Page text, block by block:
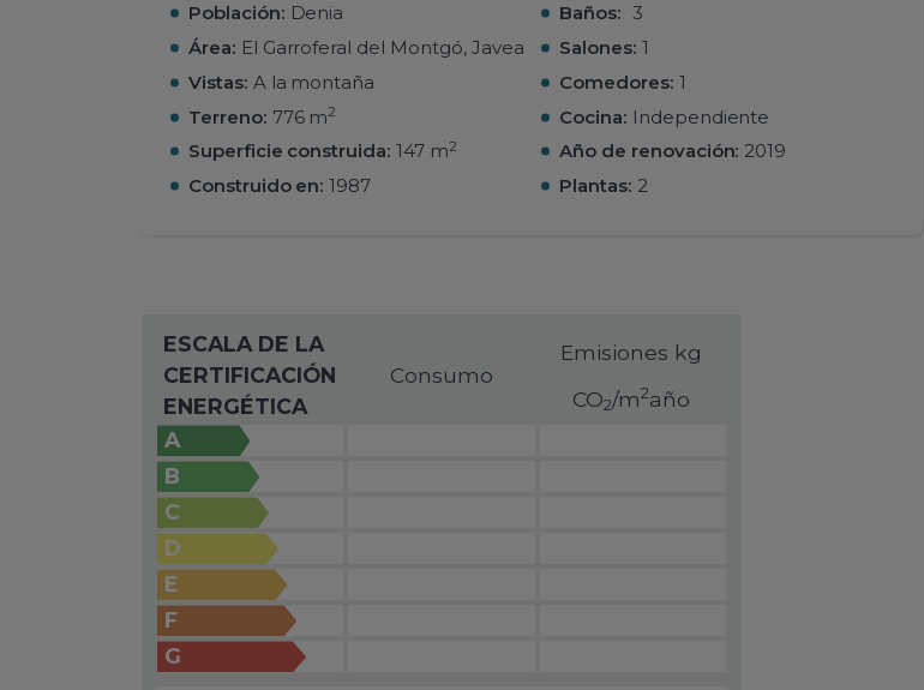
Población: Denia Baños: 3
Área: El Garroferal del Montgó, Javea Salones: 1
Vistas: A la montaña Comedores: 1
Terreno: 776 m2 Cocina: Independiente
Superficie construida: 147 m2 Año de renovación: 2019
Construido en: 1987 Plantas: 2
ESCALA DE LA
CERTIFICACIÓN
ENERGÉTICA
Consumo
Emisiones kg
CO2/m2año
A
B
C
D
E
F
G